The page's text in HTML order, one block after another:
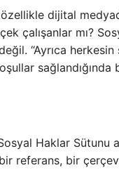
dijital
çalışanlar mı?
“Ayrıca
sağlandığında
Haklar Sütunu
referans, bir